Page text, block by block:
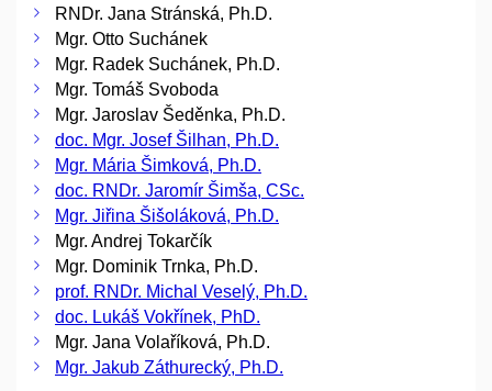
RNDr. Jana Stránská, Ph.D.
Mgr. Otto Suchánek
Mgr. Radek Suchánek, Ph.D.
Mgr. Tomáš Svoboda
Mgr. Jaroslav Šeděnka, Ph.D.
doc. Mgr. Josef Šilhan, Ph.D.
Mgr. Mária Šimková, Ph.D.
doc. RNDr. Jaromír Šimša, CSc.
Mgr. Jiřina Šišoláková, Ph.D.
Mgr. Andrej Tokarčík
Mgr. Dominik Trnka, Ph.D.
prof. RNDr. Michal Veselý, Ph.D.
doc. Lukáš Vokřínek, PhD.
Mgr. Jana Volaříková, Ph.D.
Mgr. Jakub Záthurecký, Ph.D.